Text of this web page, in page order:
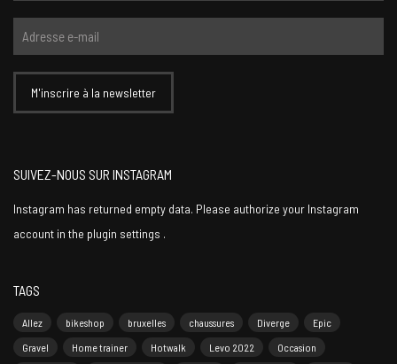
SUIVEZ-NOUS SUR INSTAGRAM
Instagram has returned empty data. Please authorize your Instagram
account in the plugin settings .
TAGS
Allez bikeshop bruxelles chaussures Diverge
Epic
Gravel
Home trainer Hotwalk Levo 2022 Occasion